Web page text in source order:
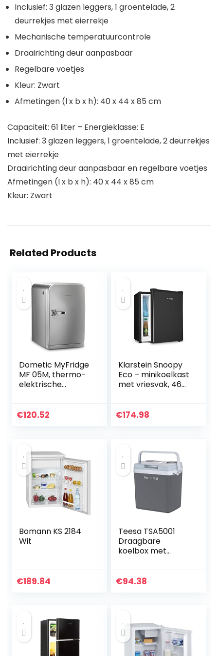
Inclusief: 3 glazen leggers, 1 groentelade, 2
deurrekjes met eierrekje
Mechanische temperatuurcontrole
Draairichting deur aanpasbaar
Regelbare voetjes
Kleur: Zwart
Afmetingen (l x b x h): 40 x 44 x 85 cm
Capaciteit: 61 liter – Energieklasse: E
Inclusief: 3 glazen leggers, 1 groentelade, 2 deurrekjes
met eierrekje
Draairichting deur aanpasbaar en regelbare voetjes
Afmetingen (l x b x h): 40 x 44 x 85 cm
Kleur: Zwart
Related Products
Dometic MyFridge
MF 05M, thermo-
elektrische
catering, kantoor,
€120.52
Klarstein Snoopy
Eco – minikoelkast
met vriesvak, 46
energiebesparend,
€174.98
Bomann KS 2184
Wit
€189.84
Teesa TSA5001
Draagbare
koelbox met
€94.38